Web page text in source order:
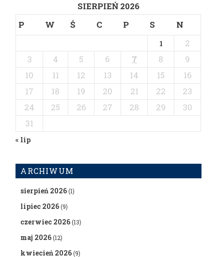
SIERPIEŃ 2026
P
W Ś C P S N
1
2
3
4 5 6 7 8
9
10
11 12 13 14 15
16
17
18 19 20 21 22
23
24
25 26 27 28 29
30
31
« lip
ARCHIWUM
sierpień 2026(1)
lipiec 2026(9)
czerwiec 2026(13)
maj 2026(12)
kwiecień 2026(9)